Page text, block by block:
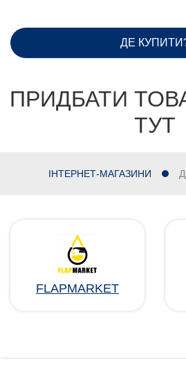
ДЕ
ПРИДБАТИ
ТУТ
ІНТЕРНЕТ-МАГАЗИНИ
FLAPMARKET